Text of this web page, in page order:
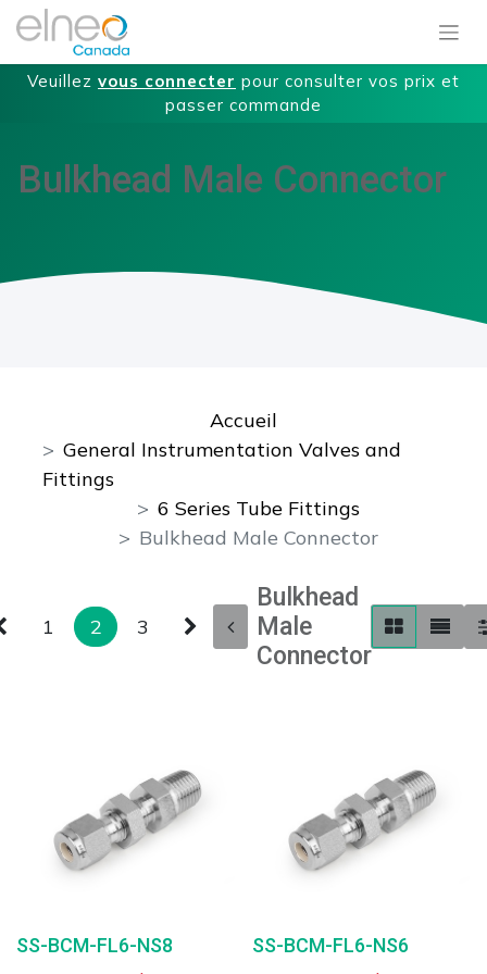
Veuillez vous connecter pour consulter vos prix et
passer commande
Bulkhead Male Connector
Accueil
General Instrumentation Valves and
Fittings
6 Series Tube Fittings
Bulkhead Male Connector
1 2 3
Bulkhead
Male
Connector
SS-BCM-FL6-NS8 SS-BCM-FL6-NS6